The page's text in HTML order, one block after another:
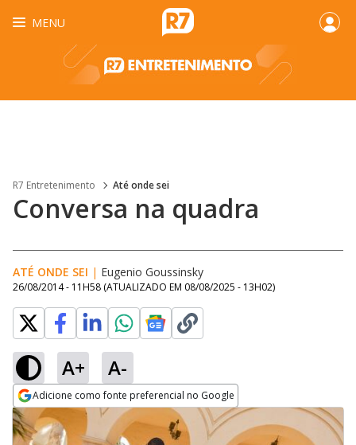
MENU
R7 Entretenimento Até onde sei
Conversa na quadra
ATÉ ONDE SEI | Eugenio Goussinsky
26/08/2014 - 11H58 (ATUALIZADO EM 08/08/2025 - 13H02)
A+ A-
Adicione como fonte preferencial no Google
Opens in new window